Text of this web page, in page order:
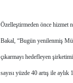
Özelleştirmeden önce hizmet
Bakal, “Bugün yenilenmiş
çıkarmayı hedefleyen
sayısı yüzde 40 artış ile